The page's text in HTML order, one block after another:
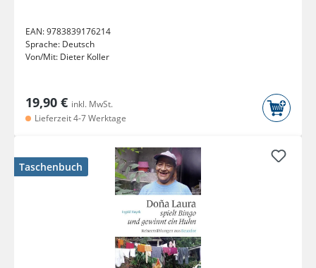
EAN:9783839176214
Sprache: Deutsch
Von/Mit: Dieter Koller
19,90 € inkl. MwSt.
Lieferzeit 4-7 Werktage
Taschenbuch